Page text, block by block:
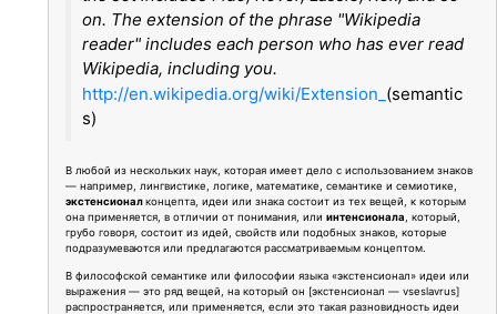
on. The extension of the phrase "Wikipedia
reader" includes each person who has ever read
Wikipedia, including you.
http://en.wikipedia.org/wiki/Extension_ (semantic
s)
В любой из нескольких наук, которая имеет дело с использованием знаков
— например, лингвистике, логике, математике, семантике и семиотике,
экстенсионалконцепта, идеи или знака состоит из тех вещей, к которым
она применяется, в отличии от понимания, илиинтенсионала, который,
грубо говоря, состоит из идей, свойств или подобных знаков, которые
подразумеваются или предлагаются рассматриваемым концептом.
В философской семантике или философии языка «экстенсионал» идеи или
выражения — это ряд вещей, на который он [экстенсионал — vseslavrus]
распространяется, или применяется, если это такая разновидность идеи